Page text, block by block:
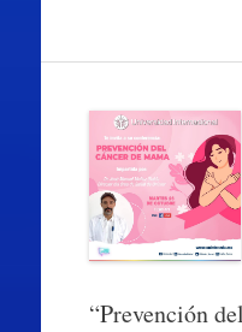
“Prevención